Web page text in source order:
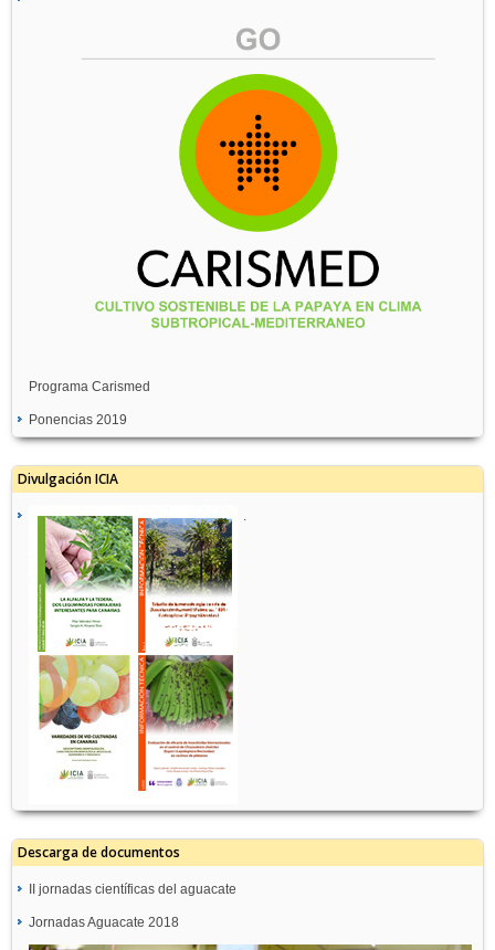
Programa Carismed
Ponencias 2019
Divulgación ICIA
Descarga de documentos
II jornadas científicas del aguacate
Jornadas Aguacate 2018